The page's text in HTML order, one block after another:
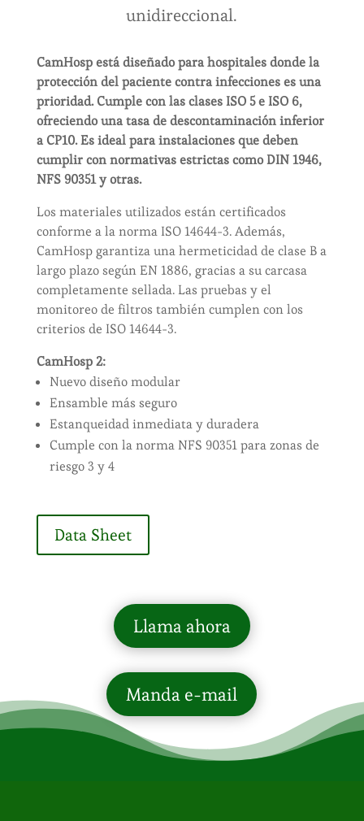
unidireccional.
CamHosp está diseñado para hospitales donde la
protección del paciente contra infecciones es una
prioridad. Cumple con las clases ISO 5 e ISO 6,
ofreciendo una tasa de descontaminación inferior
a CP10. Es ideal para instalaciones que deben
cumplir con normativas estrictas como DIN 1946,
NFS 90351 y otras.
Los materiales utilizados están certificados
conforme a la norma ISO 14644-3. Además,
CamHosp garantiza una hermeticidad de clase B a
largo plazo según EN 1886, gracias a su carcasa
completamente sellada. Las pruebas y el
monitoreo de filtros también cumplen con los
criterios de ISO 14644-3.
CamHosp 2:
Nuevo diseño modular
Ensamble más seguro
Estanqueidad inmediata y duradera
Cumple con la norma NFS 90351 para zonas de
riesgo 3 y 4
Data Sheet
Llama ahora
Manda e-mail